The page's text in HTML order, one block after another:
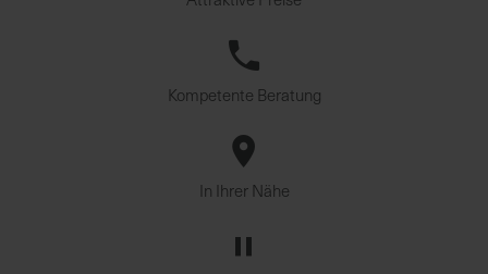
Kompetente Beratung
In Ihrer Nähe